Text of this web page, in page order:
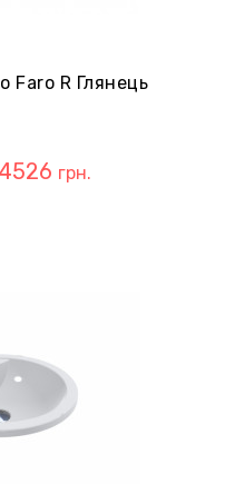
Faro R Глянець
4526 грн.